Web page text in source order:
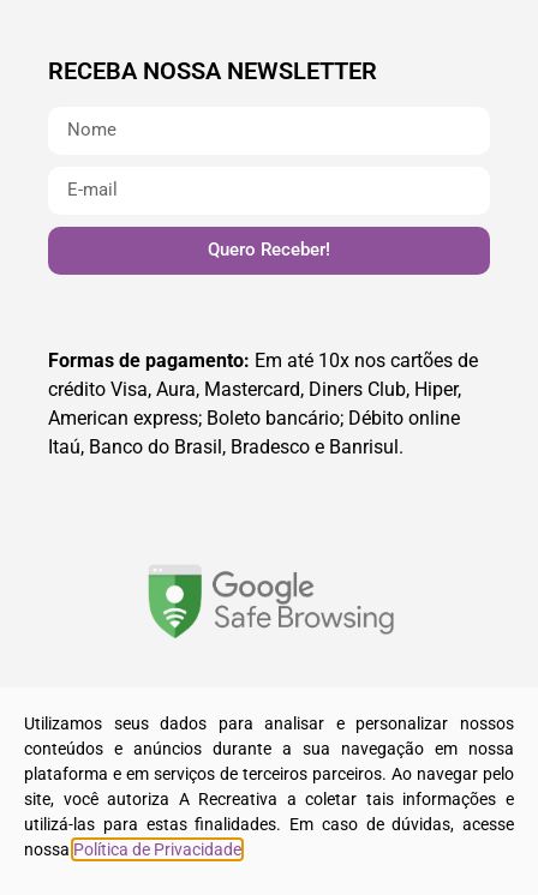
RECEBA NOSSA NEWSLETTER
Quero Receber!
Formas de pagamento: Em até 10x nos cartões de
crédito Visa, Aura, Mastercard, Diners Club, Hiper,
American express; Boleto bancário; Débito online
Itaú, Banco do Brasil, Bradesco e Banrisul.
© 2025. Todos os direitos reservados a A Recreativa LTDA.
Utilizamos seus dados para analisar e personalizar nossos
conteúdos e anúncios durante a sua navegação em nossa
plataforma e em serviços de terceiros parceiros. Ao navegar pelo
site, você autoriza A Recreativa a coletar tais informações e
utilizá-las para estas finalidades. Em caso de dúvidas, acesse
nossa Política de Privacidade